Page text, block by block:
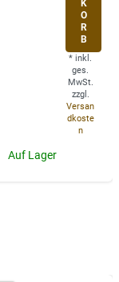
K
O
R
B
* inkl.
ges.
MwSt.
zzgl.
Versan
dkoste
n
Auf Lager